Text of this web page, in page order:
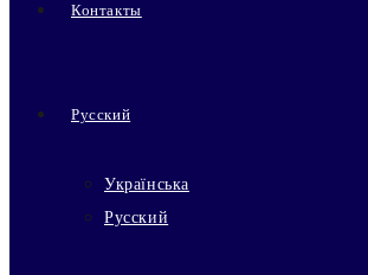
Контакты
Русский
Українська
Русский